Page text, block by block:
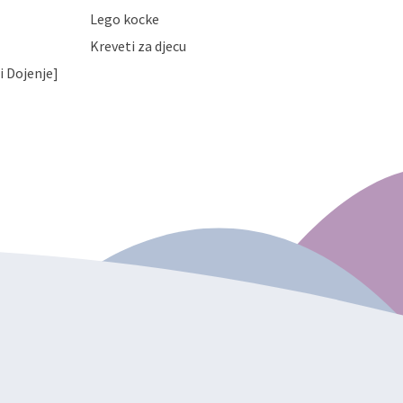
Lego kocke
Kreveti za djecu
Dojenje]